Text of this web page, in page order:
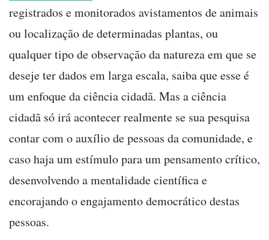
registrados e monitorados avistamentos de animais
ou localização de determinadas plantas, ou
qualquer tipo de observação da natureza em que se
deseje ter dados em larga escala, saiba que esse é
um enfoque da ciência cidadã. Mas a ciência
cidadã só irá acontecer realmente se sua pesquisa
contar com o auxílio de pessoas da comunidade, e
caso haja um estímulo para um pensamento crítico,
desenvolvendo a mentalidade científica e
encorajando o engajamento democrático destas
pessoas.